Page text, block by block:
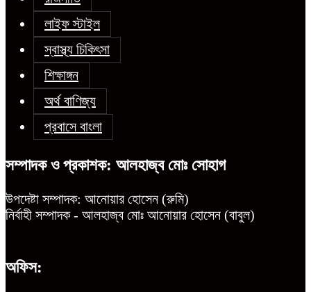
লাইফ স্টাইল
স্বাস্থ্য চিকিৎসা
শিক্ষাঙ্গন
অর্থ বাণিজ্য
প্রবাসে বাংলা
সম্পাদক ও প্রকাশক: আলহাজ্ব মোঃ সোহাগ
উপদেষ্টা সম্পাদক: আনোয়ার হোসেন (রুমি)
নির্বাহী সম্পাদক - আলহাজ্ব মোঃ আনোয়ার হোসেন (বাবুল)
অফিস: